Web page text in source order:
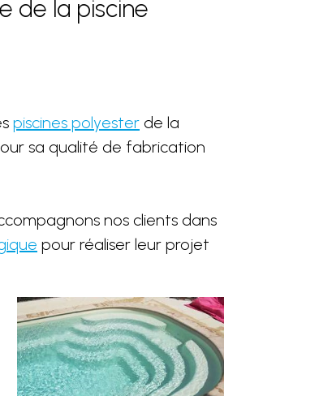
de la piscine
piscines polyester de la
sa qualité de fabrication
nos clients dans
pour réaliser leur projet